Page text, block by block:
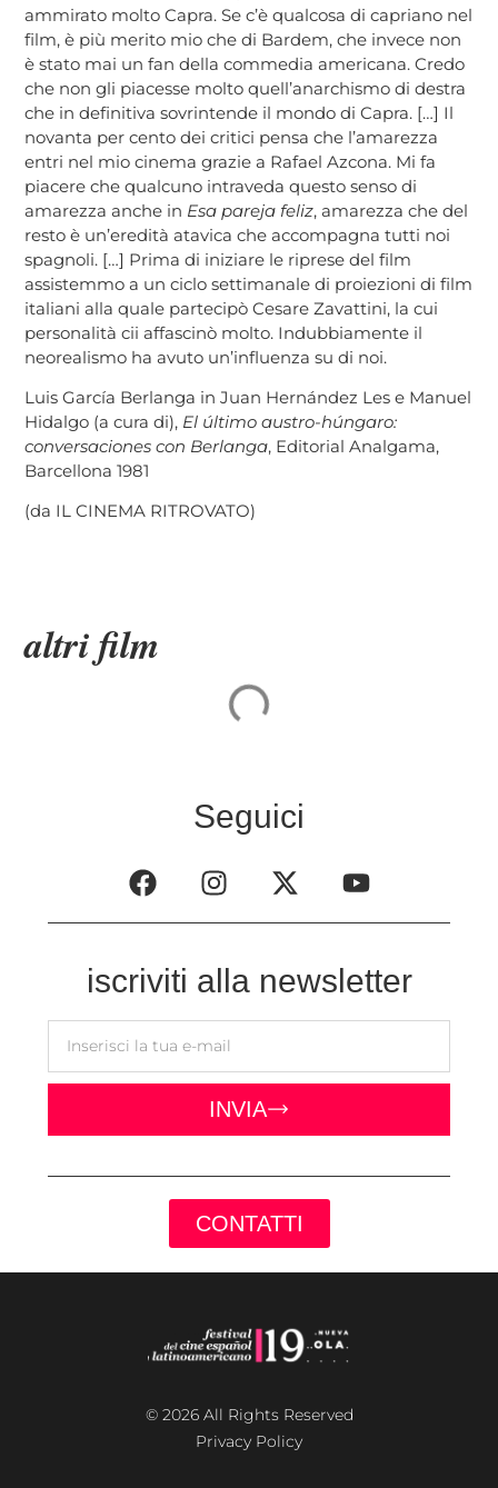
ammirato molto Capra. Se c’è qualcosa di capriano nel
film, è più merito mio che di Bardem, che invece non
è stato mai un fan della commedia americana. Credo
che non gli piacesse molto quell’anarchismo di destra
che in definitiva sovrintende il mondo di Capra. […] Il
novanta per cento dei critici pensa che l’amarezza
entri nel mio cinema grazie a Rafael Azcona. Mi fa
piacere che qualcuno intraveda questo senso di
amarezza anche in Esa pareja feliz, amarezza che del
resto è un’eredità atavica che accompagna tutti noi
spagnoli. […] Prima di iniziare le riprese del film
assistemmo a un ciclo settimanale di proiezioni di film
italiani alla quale partecipò Cesare Zavattini, la cui
personalità cii affascinò molto. Indubbiamente il
neorealismo ha avuto un’influenza su di noi.
Luis García Berlanga in Juan Hernández Les e Manuel
Hidalgo (a cura di), El último austro-húngaro:
conversaciones con Berlanga, Editorial Analgama,
Barcellona 1981
(da IL CINEMA RITROVATO)
altri film
Seguici
iscriviti alla newsletter
INVIA
CONTATTI
© 2026 All Rights Reserved
Privacy Policy